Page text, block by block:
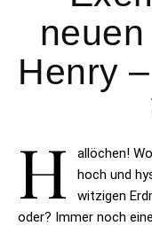
Henry
H
allöchen!
hoch und
witzigen
oder? Immer noch